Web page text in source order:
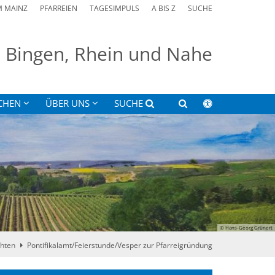
MAINZ PFARREIEN TAGESIMPULS A BIS Z SUCHE
Rhein und Nahe
ÜBER UNS SUCHE
© Hans-Georg Grünert
Pontifikalamt/Feierstunde/Vesper zur Pfarreigründung